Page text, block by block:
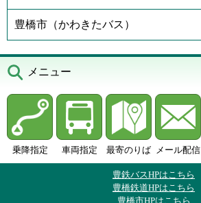
豊橋市（かわきたバス）
メニュー
乗降指定 車両指定 最寄のりば メール配信
豊鉄バスHPはこちら
豊橋鉄道HPはこちら
豊橋市HPはこちら